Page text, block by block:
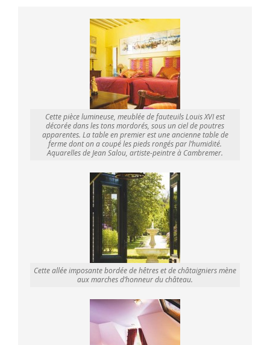
Cette pièce lumineuse, meublée de fauteuils Louis XVI est
décorée dans les tons mordorés, sous un ciel de poutres
apparentes. La table en premier est une ancienne table de
ferme dont on a coupé les pieds rongés par l’humidité.
Aquarelles de Jean Salou, artiste-peintre à Cambremer.
Cette allée imposante bordée de hêtres et de châtaigniers mène
aux marches d’honneur du château.